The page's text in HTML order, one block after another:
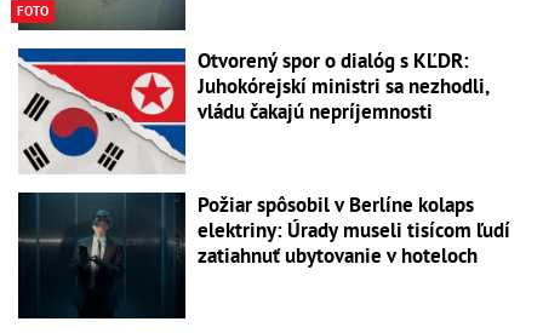
FOTO
Otvorený spor o dialóg s KĽDR:
Juhokórejskí ministri sa nezhodli,
vládu čakajú nepríjemnosti
Požiar spôsobil v Berlíne kolaps
elektriny: Úrady museli tisícom ľudí
zatiahnuť ubytovanie v hoteloch